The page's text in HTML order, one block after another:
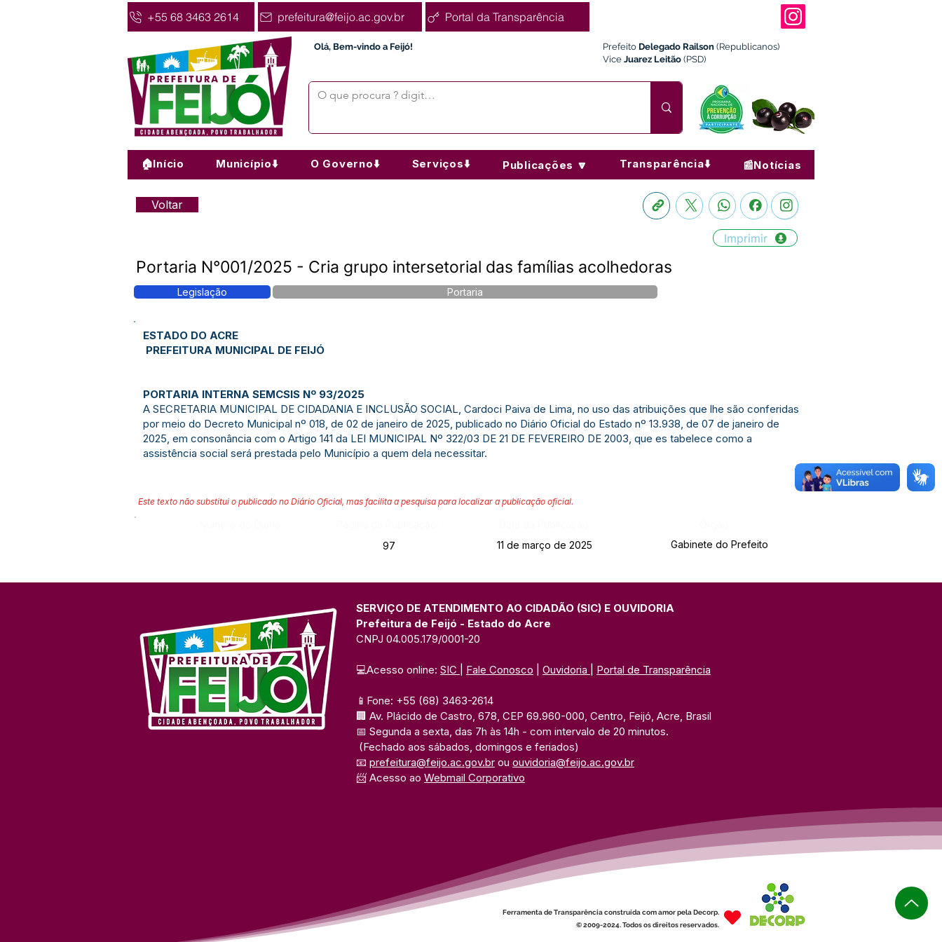
+55 68 3463 2614 prefeitura@feijo.ac.gov.br Portal da Transparência
Olá, Bem-vindo a Feijó! Prefeito Delegado Railson (Republicanos)
Vice Juarez Leitão (PSD)
🏠Início Município⬇️ O Governo⬇️ Serviços⬇️ Publicações 🔽 Transparência⬇️ 📰Notícias
Voltar
Imprimir
Portaria N°001/2025 - Cria grupo intersetorial das famílias acolhedoras
Legislação Portaria
ESTADO DO ACRE
PREFEITURA MUNICIPAL DE FEIJÓ
PORTARIA INTERNA SEMCSIS Nº 93/2025
A SECRETARIA MUNICIPAL DE CIDADANIA E INCLUSÃO SOCIAL, Cardoci Paiva de Lima, no uso das atribuições que lhe são conferidas
por meio do Decreto Municipal nº 018, de 02 de janeiro de 2025, publicado no Diário Oficial do Estado nº 13.938, de 07 de janeiro de
2025, em consonância com o Artigo 141 da LEI MUNICIPAL Nº 322/03 DE 21 DE FEVEREIRO DE 2003, que es tabelece como a
assistência social será prestada pelo Município a quem dela necessitar.
Este texto não substitui o publicado no Diário Oficial, mas facilita a pesquisa para localizar a publicação oficial.
97
11 de março de 2025 Gabinete do Prefeito
SERVIÇO DE ATENDIMENTO AO CIDADÃO (SIC) E OUVIDORIA
Prefeitura de Feijó - Estado do Acre
CNPJ 04.005.179/0001-20
💻Acesso online: SIC Fale Conosco Ouvidoria Portal de Transparência
📱Fone: +55 (68) 3463-2614
🏢 Av. Plácido de Castro, 678, CEP 69.960-000, Centro, Feijó, Acre, Brasil
📅 Segunda a sexta, das 7h às 14h - com intervalo de 20 minutos.
(Fechado aos sábados, domingos e feriados)
📧 prefeitura@feijo.ac.gov.br ou ouvidoria@feijo.ac.gov.br
📨 Acesso ao Webmail Corporativo
Ferramenta de Transparência construída com amor pela Decorp.
© 2009-2024. Todos os direitos reservados.